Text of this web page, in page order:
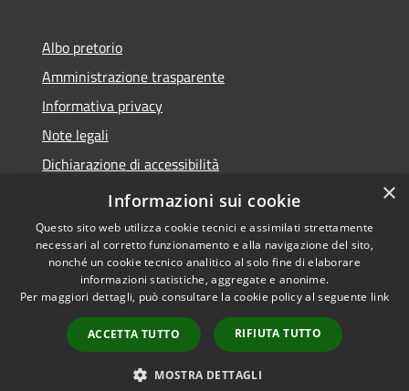
Albo pretorio
Amministrazione trasparente
Informativa privacy
Note legali
Dichiarazione di accessibilità
Meccanismo di Feedback
Accessibilità
Copyright © 2026 • Comune di
Chieri • Powered by
Municipium•
Accesso
redazione
×
Informazioni sui cookie
Questo sito web utilizza cookie tecnici e assimilati strettamente
necessari al corretto funzionamento e alla navigazione del sito,
nonché un cookie tecnico analitico al solo fine di elaborare
informazioni statistiche, aggregate e anonime.
Per maggiori dettagli, può consultare la cookie policy al seguente link
ACCETTA TUTTO RIFIUTA TUTTO
MOSTRA DETTAGLI